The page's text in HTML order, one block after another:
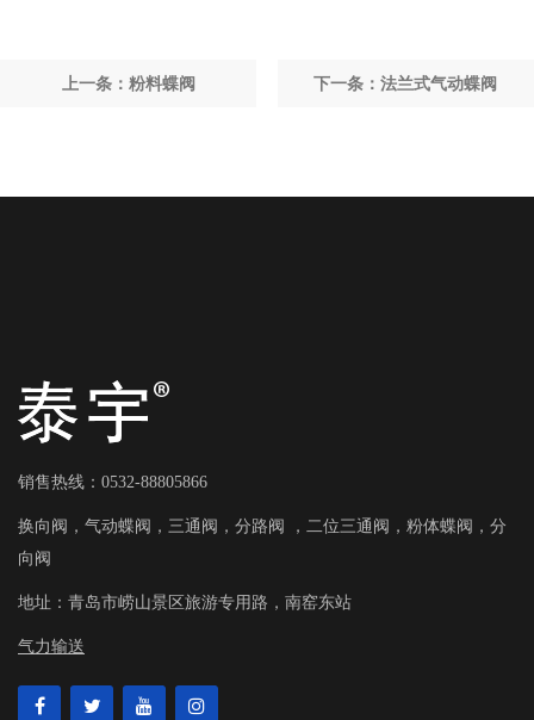
下一条：法兰式气动蝶阀
上一条：粉料蝶阀
销售热线：0532-88805866
换向阀，气动蝶阀，三通阀，分路阀 ，二位三通阀，粉体蝶阀，分
向阀
地址： 青岛市崂山景区旅游专用路，南窑东站
气力输送